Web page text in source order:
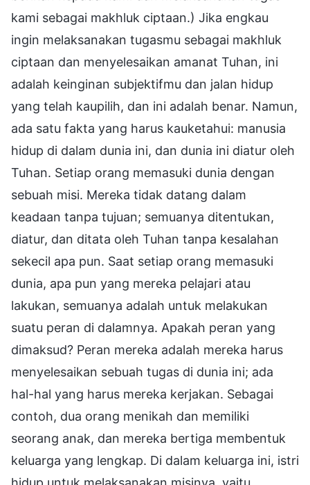
kami sebagai makhluk ciptaan.) Jika engkau
ingin melaksanakan tugasmu sebagai makhluk
ciptaan dan menyelesaikan amanat Tuhan, ini
adalah keinginan subjektifmu dan jalan hidup
yang telah kaupilih, dan ini adalah benar. Namun,
ada satu fakta yang harus kauketahui: manusia
hidup di dalam dunia ini, dan dunia ini diatur oleh
Tuhan. Setiap orang memasuki dunia dengan
sebuah misi. Mereka tidak datang dalam
keadaan tanpa tujuan; semuanya ditentukan,
diatur, dan ditata oleh Tuhan tanpa kesalahan
sekecil apa pun. Saat setiap orang memasuki
dunia, apa pun yang mereka pelajari atau
lakukan, semuanya adalah untuk melakukan
suatu peran di dalamnya. Apakah peran yang
dimaksud? Peran mereka adalah mereka harus
menyelesaikan sebuah tugas di dunia ini; ada
hal-hal yang harus mereka kerjakan. Sebagai
contoh, dua orang menikah dan memiliki
seorang anak, dan mereka bertiga membentuk
keluarga yang lengkap. Di dalam keluarga ini, istri